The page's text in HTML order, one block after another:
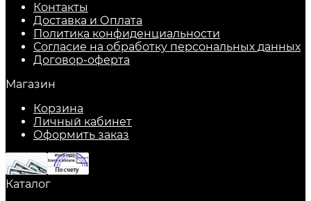
Контакты
Доставка и Оплата
Политика конфиденциальности
Согласие на обработку персональных данных
Договор-оферта
Магазин
Корзина
Личный кабинет
Оформить заказ
Каталог